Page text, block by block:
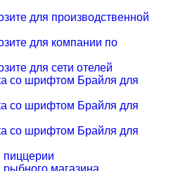
для производственной
для компании по
для сети отелей
со шрифтом Брайля для
со шрифтом Брайля для
со шрифтом Брайля для
пиццерии